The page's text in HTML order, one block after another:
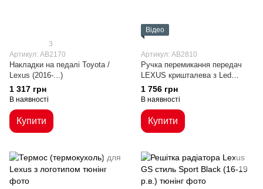
3
Артикул: AB2170
Накладки на педалі Toyota /
Lexus (2016-...)
1 317 грн
В наявності
Купити
Відео
Артикул: AB2810
Ручка перемикання передач
LEXUS кришталева з Led
підсвічуванням
1 756 грн
В наявності
Купити